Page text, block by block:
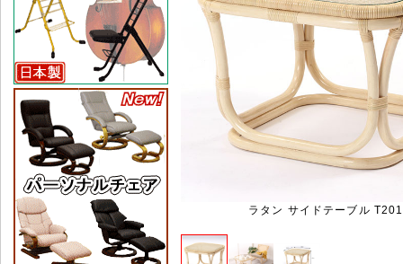
ラタン サイドテーブル